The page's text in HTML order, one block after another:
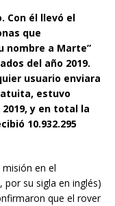
Con él llevó el
que
nombre a Marte”
del año 2019.
usuario enviara
estuvo
y en total la
10.932.295
en el
por su sigla en inglés)
que el rover